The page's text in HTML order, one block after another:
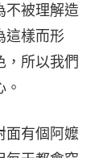
不被理解造
這樣而形
，所以我們
面有個阿嬤